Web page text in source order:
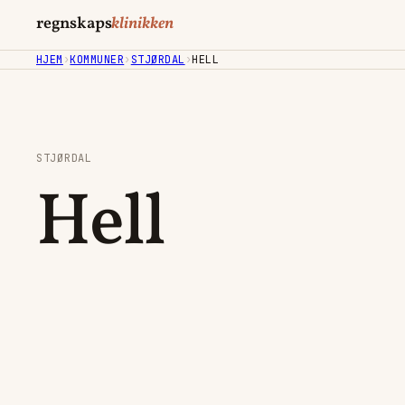
regnskapsklinikken
HJEM ›KOMMUNER› STJØRDAL ›HELL
STJØRDAL
Hell